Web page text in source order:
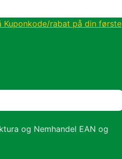
Kuponkode/rabat på din første
og Nemhandel EAN og